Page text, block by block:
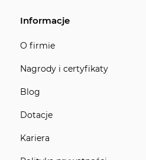
Informacje
O firmie
Nagrody i certyfikaty
Blog
Dotacje
Kariera